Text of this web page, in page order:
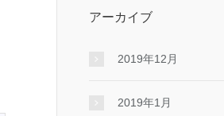
アーカイブ
2019年12月
2019年1月